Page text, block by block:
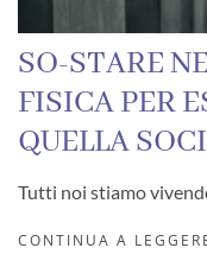
SO-STARE
FISICA PER
QUELLA
Tutti noi stiamo
CONTINUA A